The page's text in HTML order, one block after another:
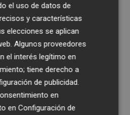
lluvia de cenizas y
el mando. Cuando
eran las
indican los
tuvo que lograr la
para retroceder,
el uso de datos de
y características
elecciones se aplican
Algunos proveedores
el interés legítimo en
tiene derecho a
de publicidad
en
enConfiguración de